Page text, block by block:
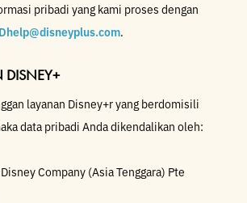
pribadi yang kami proses dengan
.
DISNEY+
layanan Disney+r yang berdomisili
data pribadi Anda dikendalikan oleh:
Company (Asia Tenggara) Pte